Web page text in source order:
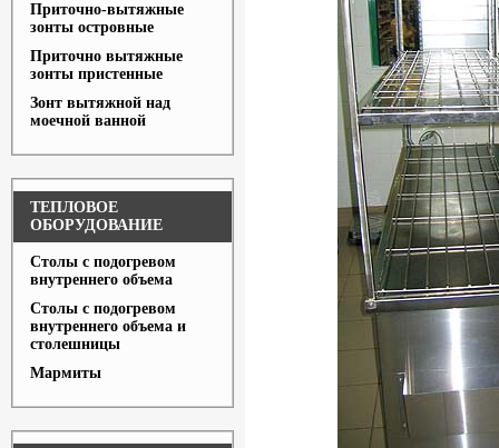
Приточно-вытяжные
зонты островные
Приточно вытяжные
зонты пристенные
Зонт вытяжной над
моечной ванной
ТЕПЛОВОЕ
ОБОРУДОВАНИЕ
Столы с подогревом
внутреннего объема
Столы с подогревом
внутреннего объема и
столешницы
Мармиты